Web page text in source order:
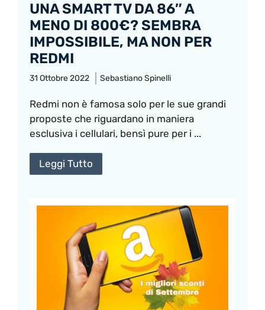
UNA SMART TV DA 86″ A
MENO DI 800€? SEMBRA
IMPOSSIBILE, MA NON PER
REDMI
31 Ottobre 2022 Sebastiano Spinelli
Redmi non è famosa solo per le sue grandi
proposte che riguardano in maniera
esclusiva i cellulari, bensì pure per i ...
Leggi Tutto